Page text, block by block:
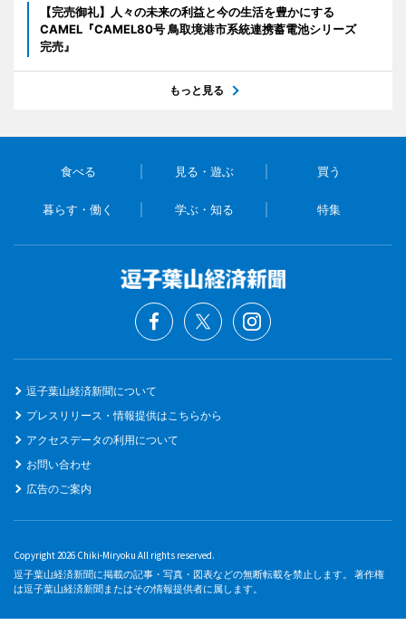
【完売御礼】人々の未来の利益と今の生活を豊かにする
CAMEL『CAMEL80号 鳥取境港市系統連携蓄電池シリーズ
完売』
もっと見る
食べる 見る・遊ぶ 買う
暮らす・働く 学ぶ・知る 特集
逗子葉山経済新聞について
プレスリリース・情報提供はこちらから
アクセスデータの利用について
お問い合わせ
広告のご案内
Copyright 2026 Chiki-Miryoku All rights reserved.
逗子葉山経済新聞に掲載の記事・写真・図表などの無断転載を禁止します。 著作権
は逗子葉山経済新聞またはその情報提供者に属します。